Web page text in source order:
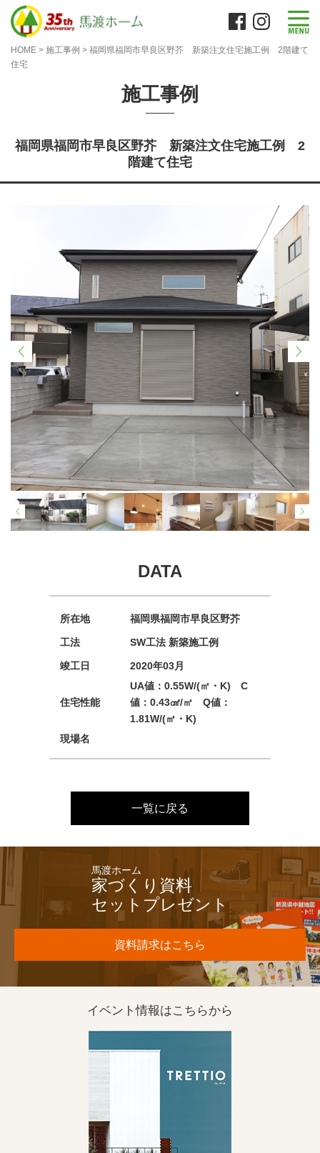
HOME > 施工事例 > 福岡県福岡市早良区野芥 新築注文住宅施工例 2階建て
住宅
施工事例
福岡県福岡市早良区野芥 新築注文住宅施工例 2
階建て住宅
DATA
所在地 福岡県福岡市早良区野芥
工法 SW工法 新築施工例
竣工日 2020年03月
住宅性能
UA値：0.55W/(㎡・K) C
値：0.43㎠/㎡ Q値：
1.81W/(㎡・K)
現場名
一覧に戻る
馬渡ホーム
家づくり資料
セットプレゼント
資料請求はこちら
イベント情報はこちらから